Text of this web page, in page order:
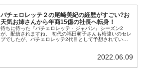
バチェロレッテ２の尾崎美紀の経歴がすごい?お
天気お姉さんから年商15億の社長へ転身！
待ちに待った『バチェロレッテ・ジャパン』シーズン2
が、配信されますね。 初代の福田萌子さんも桁違いのセレ
ブでしたが、バチェロレッテ2代目として予想されている
2022.06.09